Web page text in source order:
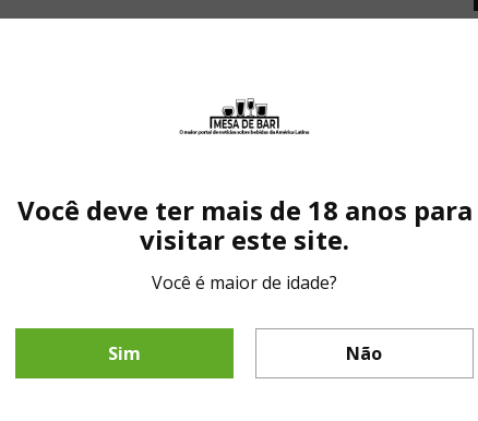
Fale diretamente com nosso representante comercial por whatsapp.
Você deve ter mais de 18 anos para
visitar este site.
Você é maior de idade?
Sim Não